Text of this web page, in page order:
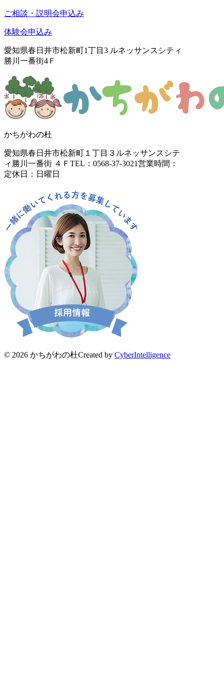
ご相談・説明会申込み
体験会申込み
愛知県春日井市松新町1丁目3 ルネッサンスシティ
勝川一番街4Ｆ
かちがわの杜
愛知県春日井市松新町１丁目３ ルネッサンスシテ
ィ勝川一番街 ４Ｆ TEL：0568-37-3021営業時間：
定休日：日曜日
© 2026 かちがわの杜Created by CyberIntelligence